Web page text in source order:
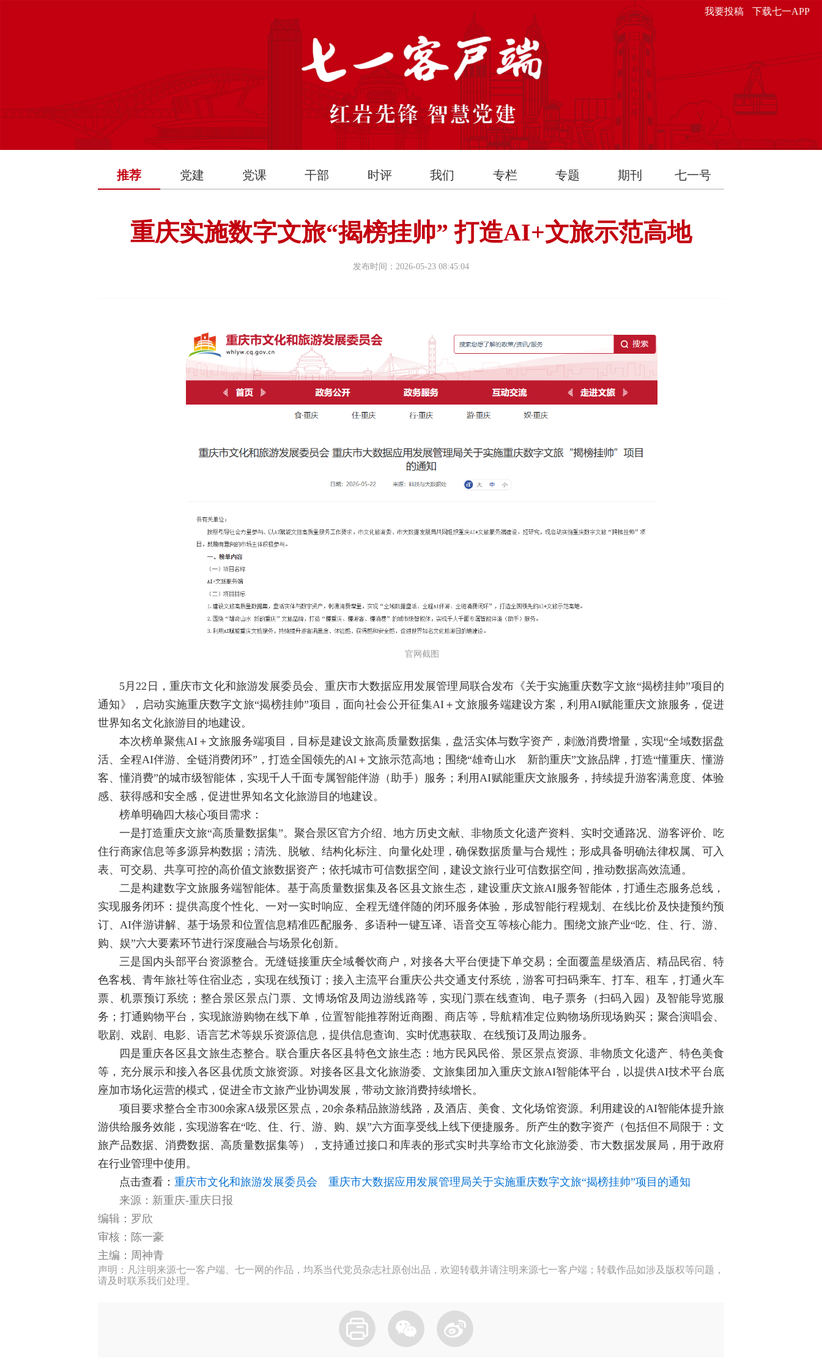
我要投稿 下载七一APP
推荐 党建 党课 干部 时评 我们 专栏 专题 期刊 七一号
重庆实施数字文旅“揭榜挂帅” 打造AI+文旅示范高地
发布时间：2026-05-23 08:45:04
官网截图
5月22日，重庆市文化和旅游发展委员会、重庆市大数据应用发展管理局联合发布《关于实施重庆数字文旅“揭榜挂帅”项目的
通知》，启动实施重庆数字文旅“揭榜挂帅”项目，面向社会公开征集AI＋文旅服务端建设方案，利用AI赋能重庆文旅服务，促进
世界知名文化旅游目的地建设。
本次榜单聚焦AI＋文旅服务端项目，目标是建设文旅高质量数据集，盘活实体与数字资产，刺激消费增量，实现“全域数据盘
活、全程AI伴游、全链消费闭环”，打造全国领先的Al＋文旅示范高地；围绕“雄奇山水 新韵重庆”文旅品牌，打造“懂重庆、懂游
客、懂消费”的城市级智能体，实现千人千面专属智能伴游（助手）服务；利用AI赋能重庆文旅服务，持续提升游客满意度、体验
感、获得感和安全感，促进世界知名文化旅游目的地建设。
榜单明确四大核心项目需求：
一是打造重庆文旅“高质量数据集”。聚合景区官方介绍、地方历史文献、非物质文化遗产资料、实时交通路况、游客评价、吃
住行商家信息等多源异构数据；清洗、脱敏、结构化标注、向量化处理，确保数据质量与合规性；形成具备明确法律权属、可入
表、可交易、共享可控的高价值文旅数据资产；依托城市可信数据空间，建设文旅行业可信数据空间，推动数据高效流通。
二是构建数字文旅服务端智能体。基于高质量数据集及各区县文旅生态，建设重庆文旅AI服务智能体，打通生态服务总线，
实现服务闭环：提供高度个性化、一对一实时响应、全程无缝伴随的闭环服务体验，形成智能行程规划、在线比价及快捷预约预
订、AI伴游讲解、基于场景和位置信息精准匹配服务、多语种一键互译、语音交互等核心能力。围绕文旅产业“吃、住、行、游、
购、娱”六大要素环节进行深度融合与场景化创新。
三是国内头部平台资源整合。无缝链接重庆全域餐饮商户，对接各大平台便捷下单交易；全面覆盖星级酒店、精品民宿、特
色客栈、青年旅社等住宿业态，实现在线预订；接入主流平台重庆公共交通支付系统，游客可扫码乘车、打车、租车，打通火车
票、机票预订系统；整合景区景点门票、文博场馆及周边游线路等，实现门票在线查询、电子票务（扫码入园）及智能导览服
务；打通购物平台，实现旅游购物在线下单，位置智能推荐附近商圈、商店等，导航精准定位购物场所现场购买；聚合演唱会、
歌剧、戏剧、电影、语言艺术等娱乐资源信息，提供信息查询、实时优惠获取、在线预订及周边服务。
四是重庆各区县文旅生态整合。联合重庆各区县特色文旅生态：地方民风民俗、景区景点资源、非物质文化遗产、特色美食
等，充分展示和接入各区县优质文旅资源。对接各区县文化旅游委、文旅集团加入重庆文旅AI智能体平台，以提供AI技术平台底
座加市场化运营的模式，促进全市文旅产业协调发展，带动文旅消费持续增长。
项目要求整合全市300余家A级景区景点，20余条精品旅游线路，及酒店、美食、文化场馆资源。利用建设的AI智能体提升旅
游供给服务效能，实现游客在“吃、住、行、游、购、娱”六方面享受线上线下便捷服务。所产生的数字资产（包括但不局限于：文
旅产品数据、消费数据、高质量数据集等），支持通过接口和库表的形式实时共享给市文化旅游委、市大数据发展局，用于政府
在行业管理中使用。
点击查看： 重庆市文化和旅游发展委员会 重庆市大数据应用发展管理局关于实施重庆数字文旅“揭榜挂帅”项目的通知
来源：新重庆-重庆日报
编辑：罗欣
审核：陈一豪
主编：周神青
声明：凡注明来源七一客户端、七一网的作品，均系当代党员杂志社原创出品，欢迎转载并请注明来源七一客户端；转载作品如涉及版权等问题，
请及时联系我们处理。